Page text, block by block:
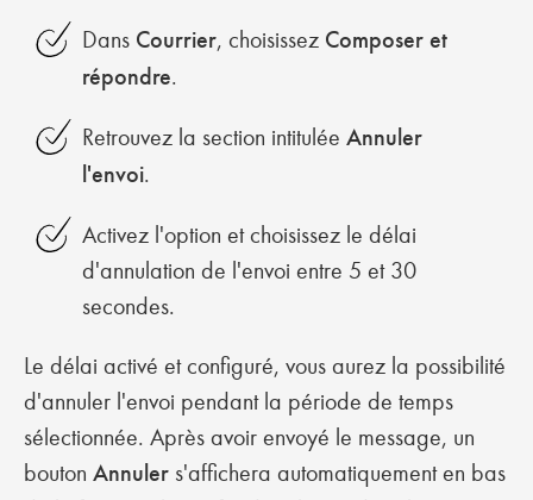
Dans Courrier, choisissez Composer et
répondre.
Retrouvez la section intitulée Annuler
l'envoi.
Activez l'option et choisissez le délai
d'annulation de l'envoi entre 5 et 30
secondes.
Le délai activé et configuré, vous aurez la possibilité
d'annuler l'envoi pendant la période de temps
sélectionnée. Après avoir envoyé le message, un
bouton Annuler s'affichera automatiquement en bas